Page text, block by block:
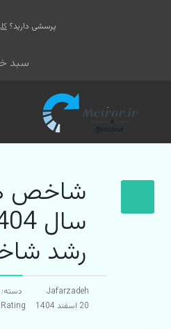
پرسشی دارید؟
سبد
شاخص
رشد
Jafarzadeh دسته:
20 اسفند 1404
Rating: